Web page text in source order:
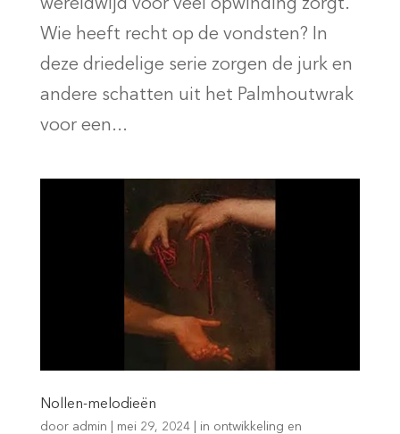
wereldwijd voor veel opwinding zorgt.
Wie heeft recht op de vondsten? In
deze driedelige serie zorgen de jurk en
andere schatten uit het Palmhoutwrak
voor een...
Nollen-melodieën
door admin mei 29, 2024| in ontwikkeling en